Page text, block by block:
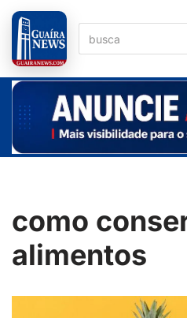
Pular
para
o
conteúdo
como
alimentos